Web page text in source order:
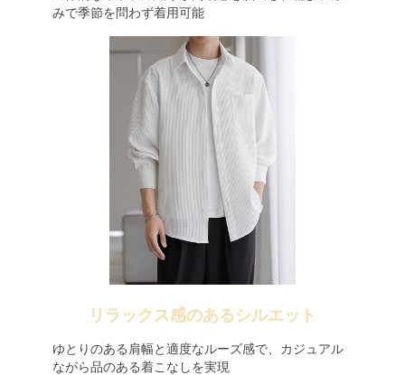
みで季節を問わず着用可能
リラックス感のあるシルエット
ゆとりのある肩幅と適度なルーズ感で、カジュアル
ながら品のある着こなしを実現